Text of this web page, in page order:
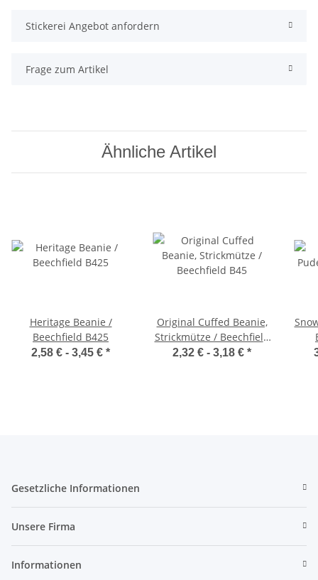
Stickerei Angebot anfordern
Frage zum Artikel
Ähnliche Artikel
Heritage Beanie /
Beechfield B425
2,58 € - 3,45 € *
Original Cuffed Beanie,
Strickmütze / Beechfield
B45
2,32 € - 3,18 € *
Gesetzliche Informationen
Unsere Firma
Informationen